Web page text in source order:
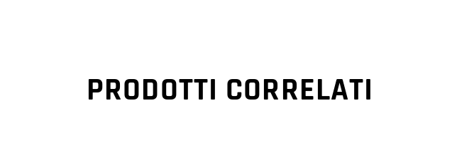
PRODOTTI CORRELATI